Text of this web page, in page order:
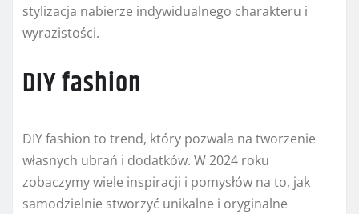
stylizacja nabierze indywidualnego charakteru i
wyrazistości.
DIY fashion
DIY fashion to trend, który pozwala na tworzenie
własnych ubrań i dodatków. W 2024 roku
zobaczymy wiele inspiracji i pomysłów na to, jak
samodzielnie stworzyć unikalne i oryginalne